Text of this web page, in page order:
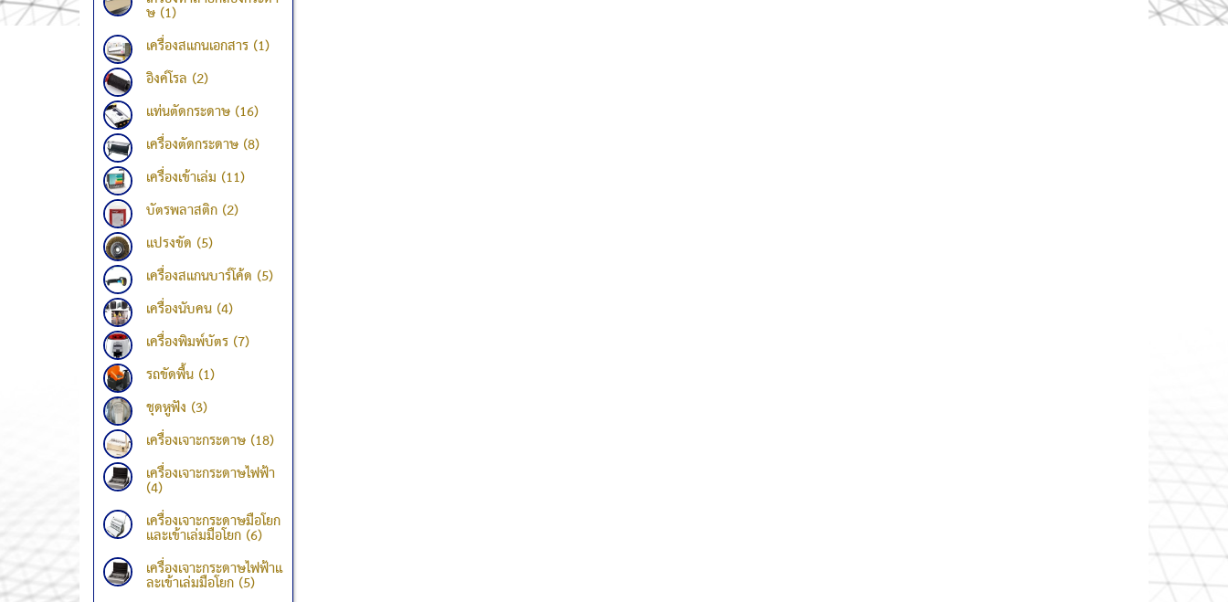
ษ (1)
เครื่องสแกนเอกสาร (1)
อิงค์โรล (2)
แท่นตัดกระดาษ (16)
เครื่องตัดกระดาษ (8)
เครื่องเข้าเล่ม (11)
บัตรพลาสติก (2)
แปรงขัด (5)
เครื่องสแกนบาร์โค้ด (5)
เครื่องนับคน (4)
เครื่องพิมพ์บัตร (7)
รถขัดพื้น (1)
ชุดหูฟัง (3)
เครื่องเจาะกระดาษ (18)
เครื่องเจาะกระดาษไฟฟ้า
(4)
เครื่องเจาะกระดาษมือโยก
และเข้าเล่มมือโยก (6)
เครื่องเจาะกระดาษไฟฟ้าแ
ละเข้าเล่มมือโยก (5)